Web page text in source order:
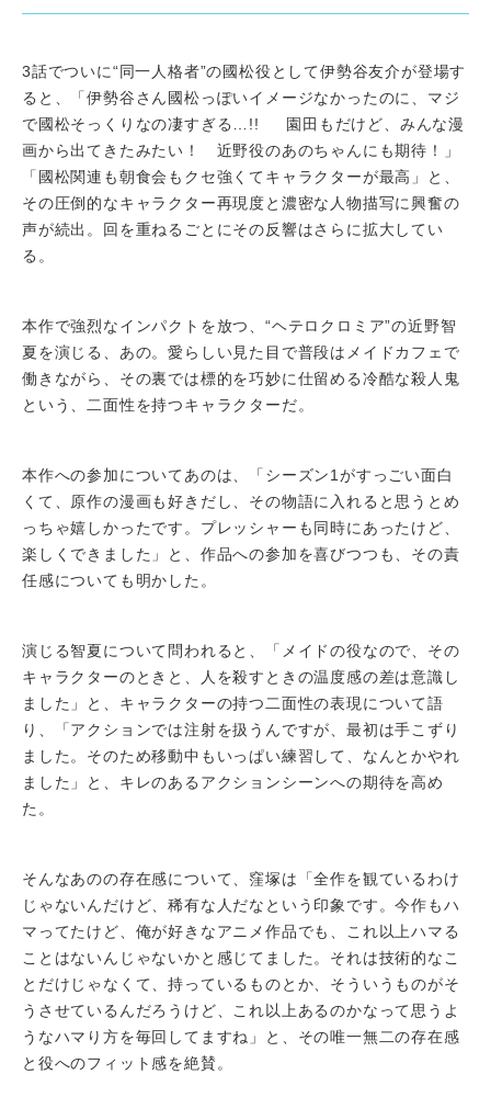
3話でついに“同一人格者”の國松役として伊勢谷友介が登場す
ると、「伊勢谷さん國松っぽいイメージなかったのに、マジ
で國松そっくりなの凄すぎる…!! 園田もだけど、みんな漫
画から出てきたみたい！ 近野役のあのちゃんにも期待！」
「國松関連も朝食会もクセ強くてキャラクターが最高」と、
その圧倒的なキャラクター再現度と濃密な人物描写に興奮の
声が続出。回を重ねるごとにその反響はさらに拡大してい
る。
本作で強烈なインパクトを放つ、“ヘテロクロミア”の近野智
夏を演じる、あの。愛らしい見た目で普段はメイドカフェで
働きながら、その裏では標的を巧妙に仕留める冷酷な殺人鬼
という、二面性を持つキャラクターだ。
本作への参加についてあのは、「シーズン1がすっごい面白
くて、原作の漫画も好きだし、その物語に入れると思うとめ
っちゃ嬉しかったです。プレッシャーも同時にあったけど、
楽しくできました」と、作品への参加を喜びつつも、その責
任感についても明かした。
演じる智夏について問われると、「メイドの役なので、その
キャラクターのときと、人を殺すときの温度感の差は意識し
ました」と、キャラクターの持つ二面性の表現について語
り、「アクションでは注射を扱うんですが、最初は手こずり
ました。そのため移動中もいっぱい練習して、なんとかやれ
ました」と、キレのあるアクションシーンへの期待を高め
た。
そんなあのの存在感について、窪塚は「全作を観ているわけ
じゃないんだけど、稀有な人だなという印象です。今作もハ
マってたけど、俺が好きなアニメ作品でも、これ以上ハマる
ことはないんじゃないかと感じてました。それは技術的なこ
とだけじゃなくて、持っているものとか、そういうものがそ
うさせているんだろうけど、これ以上あるのかなって思うよ
うなハマり方を毎回してますね」と、その唯一無二の存在感
と役へのフィット感を絶賛。